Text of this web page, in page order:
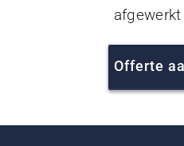
Offerte